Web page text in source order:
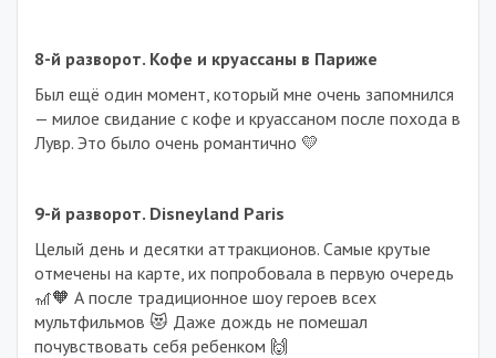
8-й разворот. Кофе и круассаны в Париже
Был ещё один момент, который мне очень запомнился
— милое свидание с кофе и круассаном после похода в
Лувр. Это было очень романтично 💛
9-й разворот. Disneyland Paris
Целый день и десятки аттракционов. Самые крутые
отмечены на карте, их попробовала в первую очередь
🎢🧡 А после традиционное шоу героев всех
мультфильмов 😻 Даже дождь не помешал
почувствовать себя ребенком 🙌